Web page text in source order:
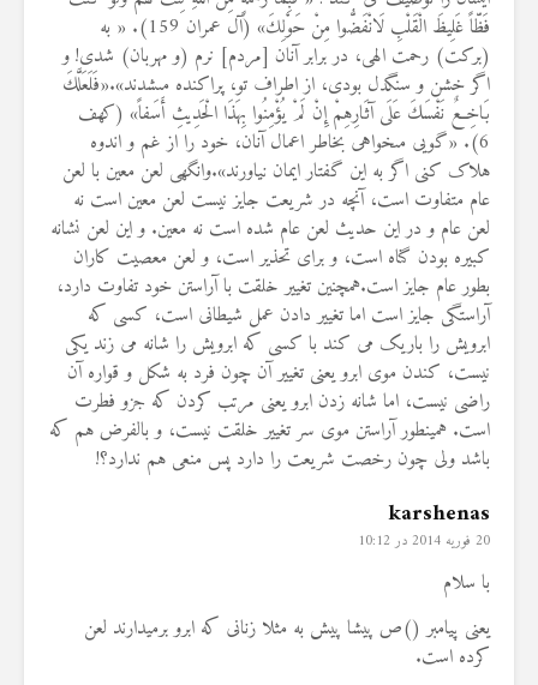
فَظّاً غَلِيظَ الْقَلْبِ لَانْفَضُّوا مِنْ حَوْلِكَ» (آل عمران 159). « به
(برکت) رحمت الهى، در برابر آنان [مردم‏] نرم (و مهربان) شدى! و
اگر خشن و سنگدل بودى، از اطراف تو، پراکنده مى‏شدند».«فَلَعَلَّكَ
بَاخِعٌ نَفْسَكَ عَلَى آثَارِهِمْ إِنْ لَمْ يُؤْمِنُوا بِهَذَا الْحَدِيثِ أَسَفاً» (کهف
6). «گويى مى‏خواهى بخاطر اعمال آنان، خود را از غم و اندوه
هلاک کنى اگر به اين گفتار ايمان نياورند».وانگهی لعن معین با لعن
عام متفاوت است، آنچه در شریعت جایز نیست لعن معین است نه
لعن عام و در این حدیث لعن عام شده است نه معین. و این لعن نشانه
کبیره بودن گناه است، و برای تحذیر است، و لعن معصیت کاران
بطور عام جایز است.همچنین تغییر خلقت با آراستن خود تفاوت دارد،
آراستگی جایز است اما تغییر دادن عمل شیطانی است، کسی که
ابرویش را باریک می کند با کسی که ابرویش را شانه می زند یکی
نیست، کندن موی ابرو یعنی تغییر آن چون فرد به شکل و قواره آن
راضی نیست، اما شانه زدن ابرو یعنی مرتب کردن که جزو فطرت
است. همینطور آراستن موی سر تغییر خلقت نیست، و بالفرض هم که
باشد ولی چون رخصت شریعت را دارد پس منعی هم ندارد؟!
karshenas
20 فوریه 2014 در 10:12
با سلام
یعنی پیامبر ()ص پیشا پیش به مثلا زنانی که ابرو برمیدارند لعن
کرده است.